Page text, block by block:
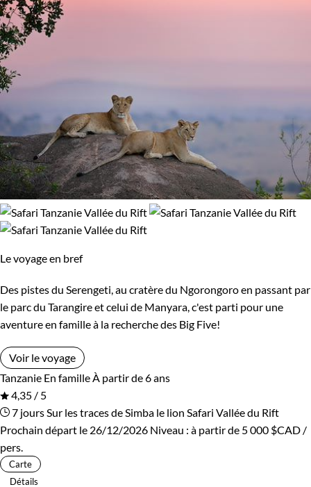
Le voyage en bref
Des pistes du Serengeti, au cratère du Ngorongoro en passant par
le parc du Tarangire et celui de Manyara, c'est parti pour une
aventure en famille à la recherche des Big Five!
Voir le voyage
Tanzanie En famille À partir de 6 ans
4,35 / 5
7 jours Sur les traces de Simba le lion Safari Vallée du Rift
Prochain départ le 26/12/2026 Niveau : à partir de 5 000 $CAD /
pers.
Carte
Détails